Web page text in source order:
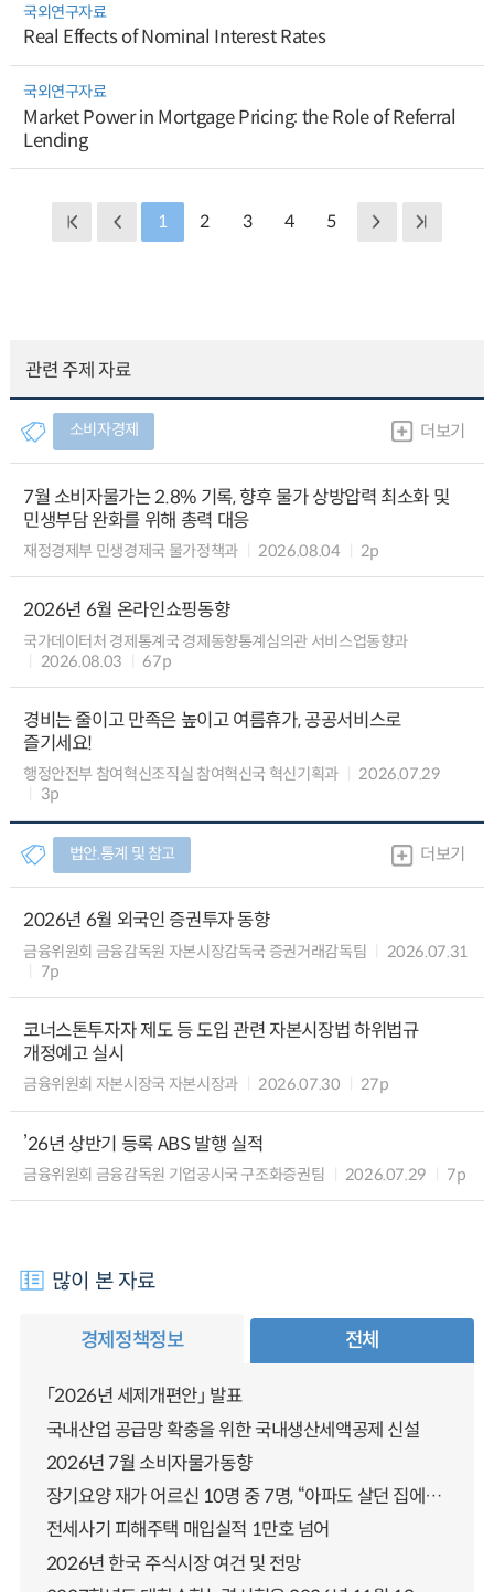
국외연구자료
Real Effects of Nominal Interest Rates
국외연구자료
Market Power in Mortgage Pricing: the Role of Referral
Lending
1 2 3 4 5
관련 주제 자료
소비자경제 더보기
7월 소비자물가는 2.8% 기록, 향후 물가 상방압력 최소화 및
민생부담 완화를 위해 총력 대응
재정경제부 민생경제국 물가정책과 2026.08.04 2p
2026년 6월 온라인쇼핑동향
국가데이터처 경제통계국 경제동향통계심의관 서비스업동향과
2026.08.03
67p
경비는 줄이고 만족은 높이고 여름휴가, 공공서비스로
즐기세요!
행정안전부 참여혁신조직실 참여혁신국 혁신기획과
2026.07.29
3p
법안.통계 및 참고 더보기
2026년 6월 외국인 증권투자 동향
금융위원회 금융감독원 자본시장감독국 증권거래감독팀
2026.07.31
7p
코너스톤투자자 제도 등 도입 관련 자본시장법 하위법규
개정예고 실시
금융위원회 자본시장국 자본시장과 2026.07.30 27p
’26년 상반기 등록 ABS 발행 실적
금융위원회 금융감독원 기업공시국 구조화증권팀 2026.07.29 7p
많이 본 자료
경제정책정보 전체
「2026년 세제개편안」 발표
국내산업 공급망 확충을 위한 국내생산세액공제 신설
2026년 7월 소비자물가동향
장기요양 재가 어르신 10명 중 7명, “아파도 살던 집에서 살겠다” 「2025년 장기요양실태조사」 결과 발표
전세사기 피해주택 매입실적 1만호 넘어
2026년 한국 주식시장 여건 및 전망